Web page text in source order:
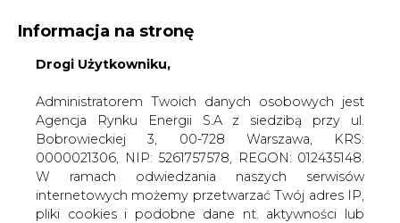
KONTAKT:
WYDAWCA PORTALU:
WYSOKI KONTRAST A A
ZALOGUJ SIĘ
Informacja na stronę
Drogi Użytkowniku,
Administratorem Twoich danych osobowych jest
Agencja Rynku Energii S.A z siedzibą przy ul.
Bobrowieckiej 3, 00-728 Warszawa, KRS:
0000021306, NIP: 5261757578, REGON: 012435148.
W ramach odwiedzania naszych serwisów
internetowych możemy przetwarzać Twój adres IP,
pliki cookies i podobne dane nt. aktywności lub